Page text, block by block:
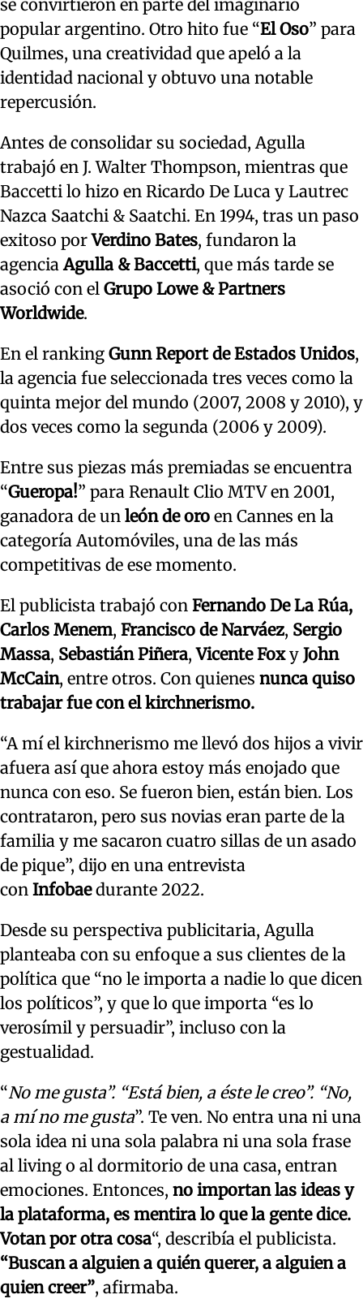
se convirtieron en parte del imaginario
popular argentino. Otro hito fue “El Oso” para
Quilmes, una creatividad que apeló a la
identidad nacional y obtuvo una notable
repercusión.
Antes de consolidar su sociedad, Agulla
trabajó en J. Walter Thompson, mientras que
Baccetti lo hizo en Ricardo De Luca y Lautrec
Nazca Saatchi & Saatchi. En 1994, tras un paso
exitoso porVerdino Bates, fundaron la
agenciaAgulla &Baccetti, que más tarde se
asoció con el Grupo Lowe & Partners
Worldwide.
En el ranking Gunn Report de Estados Unidos,
la agencia fue seleccionada tres veces como la
quinta mejor del mundo (2007, 2008 y 2010), y
dos veces como la segunda (2006 y 2009).
Entre sus piezas más premiadas se encuentra
“Gueropa!” para Renault Clio MTV en 2001,
ganadora de un león de oro en Cannes en la
categoría Automóviles, una de las más
competitivas de ese momento.
El publicista trabajó con Fernando De La Rúa,
Carlos Menem, Francisco de Narváez, Sergio
Massa, Sebastián Piñera,Vicente Foxy John
McCain, entre otros. Con quienes nunca quiso
trabajar fue con el kirchnerismo.
“A mí el kirchnerismo me llevó dos hijos a vivir
afuera así que ahora estoy más enojado que
nunca con eso. Se fueron bien, están bien. Los
contrataron, pero sus novias eran parte de la
familia y me sacaron cuatro sillas de un asado
de pique”, dijo en una entrevista
con Infobaedurante 2022.
Desde su perspectiva publicitaria, Agulla
planteaba con su enfoque a sus clientes de la
política que “no le importa a nadie lo que dicen
los políticos”, y que lo que importa “es lo
verosímil y persuadir”, incluso con la
gestualidad.
“No me gusta”. “Está bien, a éste le creo”. “No,
a mí no me gusta”. Te ven. No entra una ni una
sola idea ni una sola palabra ni una sola frase
al living o al dormitorio de una casa, entran
emociones. Entonces, no importan las ideas y
la plataforma, es mentira lo que la gente dice.
Votan por otra cosa“, describía el publicista.
“Buscan a alguien a quién querer, a alguien a
quien creer”, afirmaba.